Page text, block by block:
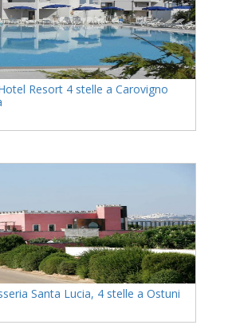
Resort 4 stelle a Carovigno
Santa Lucia, 4 stelle a Ostuni